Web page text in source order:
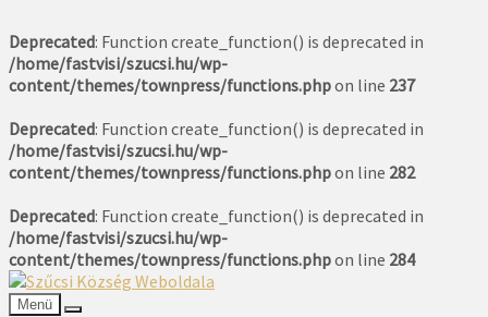
Deprecated: Function create_function() is deprecated in
/home/fastvisi/szucsi.hu/wp-
content/themes/townpress/functions.phpon line 237
Deprecated: Function create_function() is deprecated in
/home/fastvisi/szucsi.hu/wp-
content/themes/townpress/functions.phpon line 282
Deprecated: Function create_function() is deprecated in
/home/fastvisi/szucsi.hu/wp-
content/themes/townpress/functions.phpon line 284
Menü